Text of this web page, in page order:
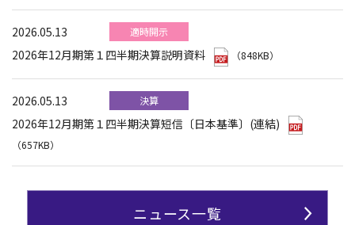
2026.05.13 適時開示
2026年12月期第１四半期決算説明資料 （848KB）
2026.05.13 決算
2026年12月期第１四半期決算短信〔日本基準〕(連結)
（657KB）
ニュース一覧